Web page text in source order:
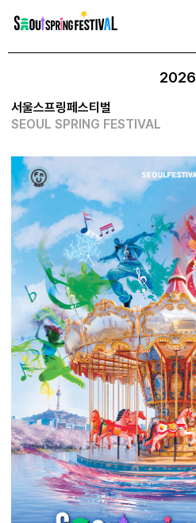
프
티
벌
2026
서울스프링페스티벌
SEOUL SPRING FESTIVAL